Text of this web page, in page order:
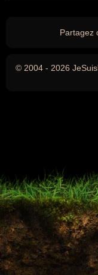
Partagez
© 2004 - 2026